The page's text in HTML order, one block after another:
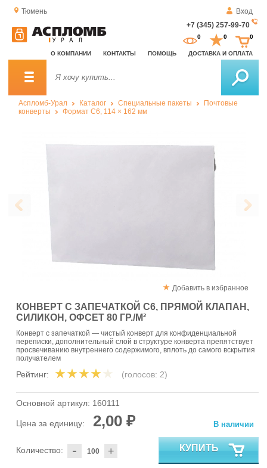
Тюмень
Вход
+7 (345) 257-99-70
О КОМПАНИИ КОНТАКТЫ ПОМОЩЬ ДОСТАВКА И ОПЛАТА
0 0 0
Аспломб-Урал Каталог Специальные пакеты
Почтовые
конверты
Формат C6, 114 × 162 мм
Добавить в избранное
КОНВЕРТ С ЗАПЕЧАТКОЙ С6, ПРЯМОЙ КЛАПАН,
СИЛИКОН, ОФСЕТ 80 ГР./М²
Конверт с запечаткой — чистый конверт для конфиденциальной
переписки, дополнительный слой в структуре конверта препятствует
просвечиванию внутреннего содержимого, вплоть до самого вскрытия
получателем
Рейтинг: (голосов: 2)
Основной артикул: 160111
Цена за единицу: 2,00 ₽
- +
Количество:
В наличии
КУПИТЬ